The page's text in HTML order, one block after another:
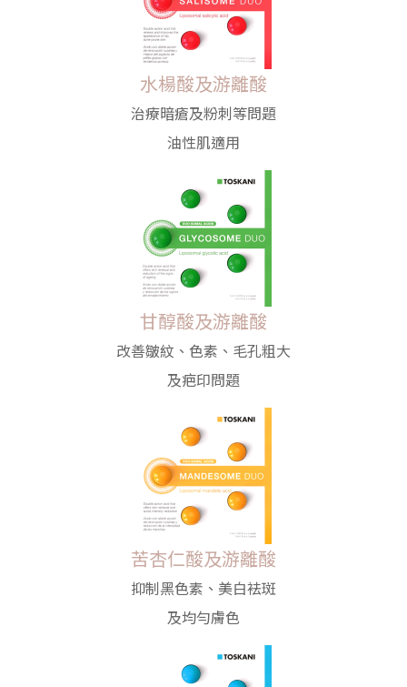
水楊酸及游離酸
治療暗瘡及粉刺等問題
油性肌適用
甘醇酸及游離酸
改善皺紋、色素、毛孔粗大
及疤印問題
苦杏仁酸及游離酸
抑制黑色素、美白袪斑
及均勻膚色